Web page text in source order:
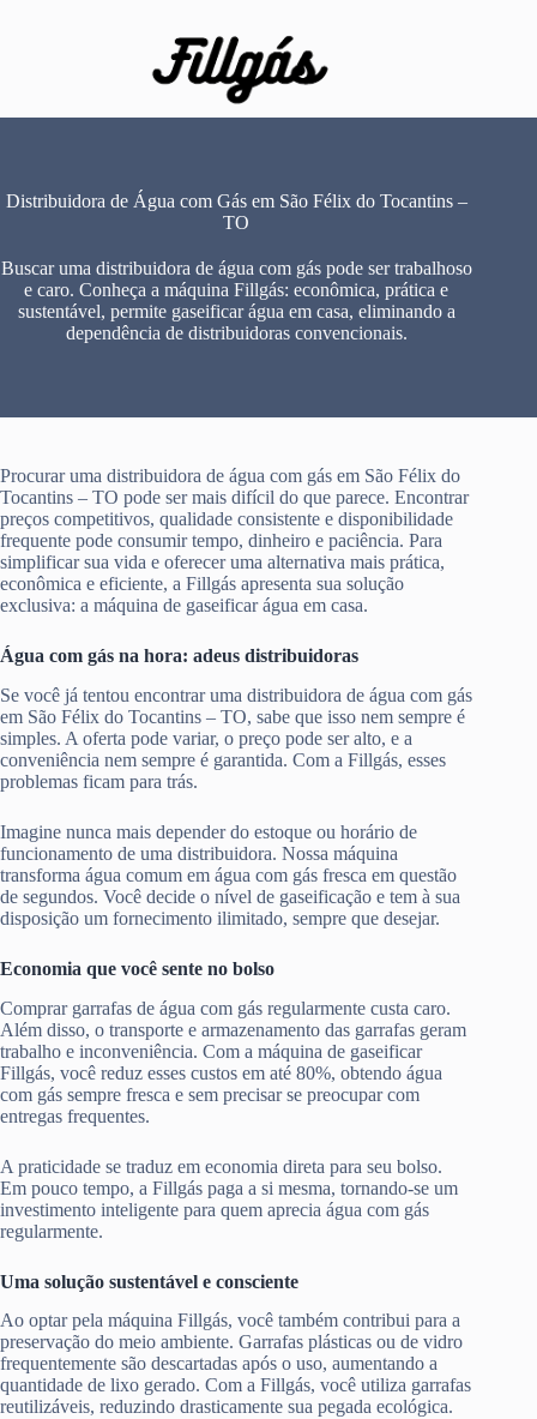
Distribuidora de Água com Gás em São Félix do Tocantins –
TO
Buscar uma distribuidora de água com gás pode ser trabalhoso
e caro. Conheça a máquina Fillgás: econômica, prática e
sustentável, permite gaseificar água em casa, eliminando a
dependência de distribuidoras convencionais.
Procurar uma distribuidora de água com gás em São Félix do
Tocantins – TO pode ser mais difícil do que parece. Encontrar
preços competitivos, qualidade consistente e disponibilidade
frequente pode consumir tempo, dinheiro e paciência. Para
simplificar sua vida e oferecer uma alternativa mais prática,
econômica e eficiente, a Fillgás apresenta sua solução
exclusiva: a máquina de gaseificar água em casa.
Água com gás na hora: adeus distribuidoras
Se você já tentou encontrar uma distribuidora de água com gás
em São Félix do Tocantins – TO, sabe que isso nem sempre é
simples. A oferta pode variar, o preço pode ser alto, e a
conveniência nem sempre é garantida. Com a Fillgás, esses
problemas ficam para trás.
Imagine nunca mais depender do estoque ou horário de
funcionamento de uma distribuidora. Nossa máquina
transforma água comum em água com gás fresca em questão
de segundos. Você decide o nível de gaseificação e tem à sua
disposição um fornecimento ilimitado, sempre que desejar.
Economia que você sente no bolso
Comprar garrafas de água com gás regularmente custa caro.
Além disso, o transporte e armazenamento das garrafas geram
trabalho e inconveniência. Com a máquina de gaseificar
Fillgás, você reduz esses custos em até 80%, obtendo água
com gás sempre fresca e sem precisar se preocupar com
entregas frequentes.
A praticidade se traduz em economia direta para seu bolso.
Em pouco tempo, a Fillgás paga a si mesma, tornando-se um
investimento inteligente para quem aprecia água com gás
regularmente.
Uma solução sustentável e consciente
Ao optar pela máquina Fillgás, você também contribui para a
preservação do meio ambiente. Garrafas plásticas ou de vidro
frequentemente são descartadas após o uso, aumentando a
quantidade de lixo gerado. Com a Fillgás, você utiliza garrafas
reutilizáveis, reduzindo drasticamente sua pegada ecológica.